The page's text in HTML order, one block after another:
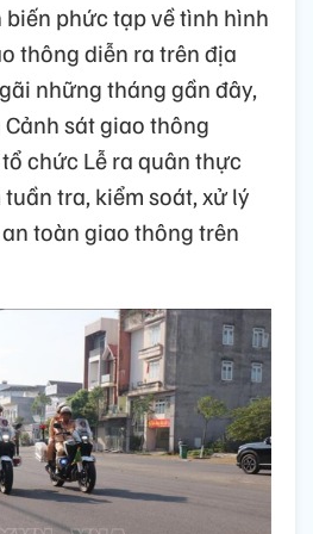
phức tạp về tình hình
thông diễn ra trên địa
những tháng gần đây,
sát giao thông
chức Lễ ra quân thực
tra, kiểm soát, xử lý
toàn giao thông trên